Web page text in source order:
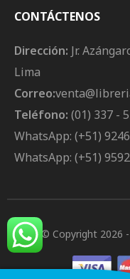
CONTÁCTENOS
Dirección: Jr.
Lima
Correo:
Teléfono: (01) 337 -
WhatsApp: (+51)
WhatsApp: (+51)
© Copyright 2026